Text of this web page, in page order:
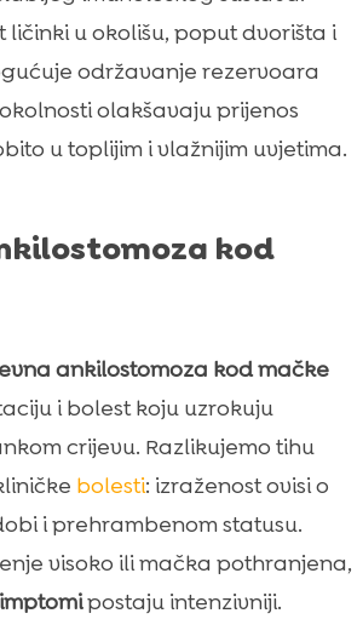
ličinki u okolišu, poput dvorišta i
održavanje rezervoara
olakšavaju prijenos
u toplijim i vlažnijim uvjetima.
kod
ankilostomoza kod mačke
i bolest koju uzrokuju
crijevu. Razlikujemo tihu
bolesti: izraženost ovisi o
i prehrambenom statusu.
visoko ili mačka pothranjena,
postaju intenzivniji.